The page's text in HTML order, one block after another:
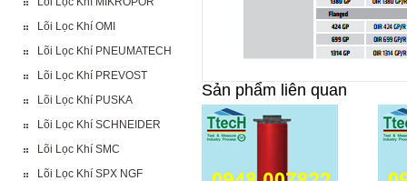
Lõi Lọc Khí OMI
Lõi Lọc Khí PNEUMATECH
Lõi Lọc Khí PREVOST
Lõi Lọc Khí PUSKA
Lõi Lọc Khí SCHNEIDER
Lõi Lọc Khí SMC
Lõi Lọc Khí SPX NGF
Sản phẩm liên quan